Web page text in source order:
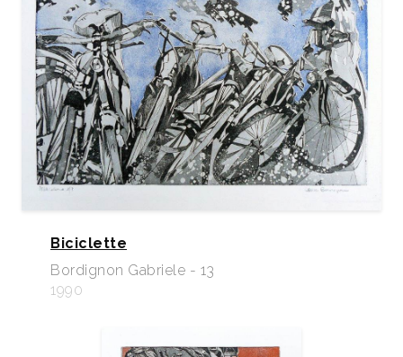
Biciclette
Bordignon Gabriele - 13
1990